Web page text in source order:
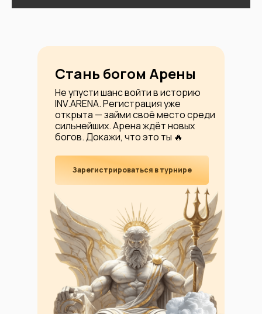
Стань богом Арены
Не упусти шанс войти в историю
INV.ARENA. Регистрация уже
открыта — займи своё место среди
сильнейших. Арена ждёт новых
богов. Докажи, что это ты 🔥
Зарегистрироваться в турнире